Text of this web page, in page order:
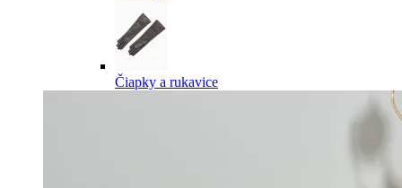
Čiapky a rukavice